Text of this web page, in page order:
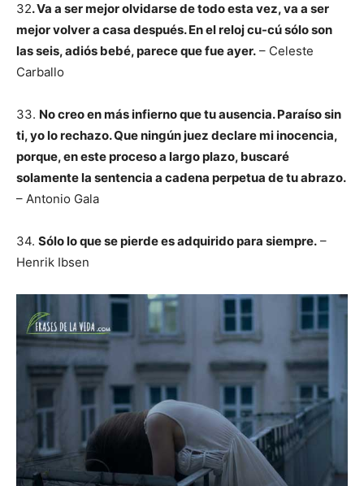
32. Va a ser mejor olvidarse de todo esta vez, va a ser
mejor volver a casa después. En el reloj cu-cú sólo son
las seis, adiós bebé, parece que fue ayer. – Celeste
Carballo
33. No creo en más infierno que tu ausencia. Paraíso sin
ti, yo lo rechazo. Que ningún juez declare mi inocencia,
porque, en este proceso a largo plazo, buscaré
solamente la sentencia a cadena perpetua de tu abrazo.
– Antonio Gala
34. Sólo lo que se pierde es adquirido para siempre. –
Henrik Ibsen